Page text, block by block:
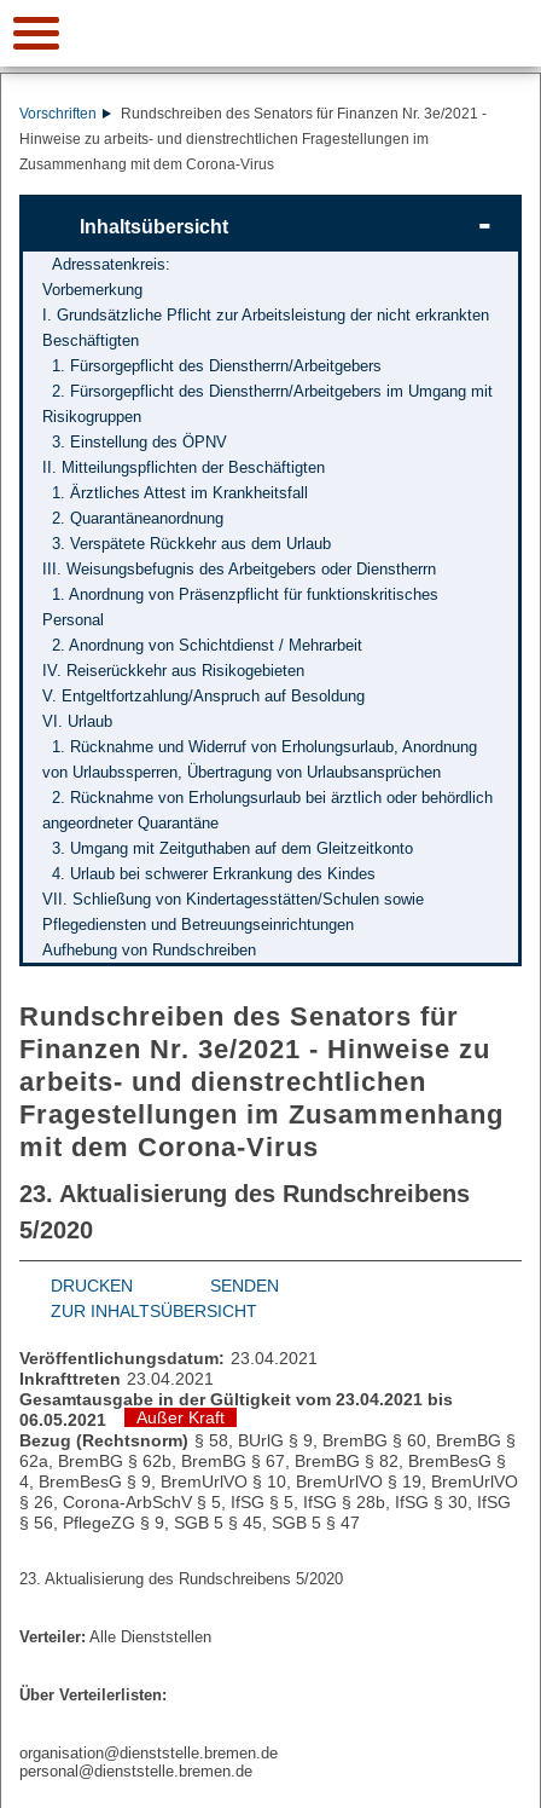
Vorschriften
Rundschreiben des Senators für Finanzen Nr. 3e/2021 -
Hinweise zu arbeits- und dienstrechtlichen Fragestellungen im
Zusammenhang mit dem Corona-Virus
Inhaltsübersicht
Adressatenkreis:
Vorbemerkung
I. Grundsätzliche Pflicht zur Arbeitsleistung der nicht erkrankten
Beschäftigten
1. Fürsorgepflicht des Dienstherrn/Arbeitgebers
2. Fürsorgepflicht des Dienstherrn/Arbeitgebers im Umgang mit
Risikogruppen
3. Einstellung des ÖPNV
II. Mitteilungspflichten der Beschäftigten
1. Ärztliches Attest im Krankheitsfall
2. Quarantäneanordnung
3. Verspätete Rückkehr aus dem Urlaub
III. Weisungsbefugnis des Arbeitgebers oder Dienstherrn
1. Anordnung von Präsenzpflicht für funktionskritisches
Personal
2. Anordnung von Schichtdienst / Mehrarbeit
IV. Reiserückkehr aus Risikogebieten
V. Entgeltfortzahlung/Anspruch auf Besoldung
VI. Urlaub
1. Rücknahme und Widerruf von Erholungsurlaub, Anordnung
von Urlaubssperren, Übertragung von Urlaubsansprüchen
2. Rücknahme von Erholungsurlaub bei ärztlich oder behördlich
angeordneter Quarantäne
3. Umgang mit Zeitguthaben auf dem Gleitzeitkonto
4. Urlaub bei schwerer Erkrankung des Kindes
VII. Schließung von Kindertagesstätten/Schulen sowie
Pflegediensten und Betreuungseinrichtungen
Aufhebung von Rundschreiben
Rundschreiben des Senators für
Finanzen Nr. 3e/2021 - Hinweise zu
arbeits- und dienstrechtlichen
Fragestellungen im Zusammenhang
mit dem Corona-Virus
23. Aktualisierung des Rundschreibens
5/2020
DRUCKEN
SENDEN
ZUR INHALTSÜBERSICHT
Veröffentlichungsdatum: 23.04.2021
Inkrafttreten 23.04.2021
Gesamtausgabe in der Gültigkeit vom 23.04.2021 bis
06.05.2021
Außer Kraft
Bezug (Rechtsnorm) § 58, BUrlG § 9, BremBG § 60, BremBG §
62a, BremBG § 62b, BremBG § 67, BremBG § 82, BremBesG §
4, BremBesG § 9, BremUrlVO § 10, BremUrlVO § 19, BremUrlVO
§ 26, Corona-ArbSchV § 5, IfSG § 5, IfSG § 28b, IfSG § 30, IfSG
§ 56, PflegeZG § 9, SGB 5 § 45, SGB 5 § 47
23. Aktualisierung des Rundschreibens 5/2020
Verteiler: Alle Dienststellen
Über Verteilerlisten:
organisation@dienststelle.bremen.de
personal@dienststelle.bremen.de